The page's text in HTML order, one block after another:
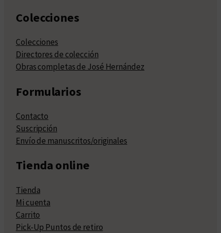
Colecciones
Colecciones
Directores de colección
Obras completas de José Hernández
Formularios
Contacto
Suscripción
Envío de manuscritos/originales
Tienda online
Tienda
Mi cuenta
Carrito
Pick-Up Puntos de retiro